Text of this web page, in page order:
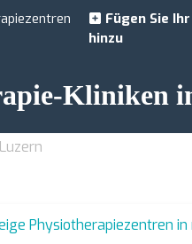
Fügen Sie
hinzu
Kliniken
Physiotherapiezentren in